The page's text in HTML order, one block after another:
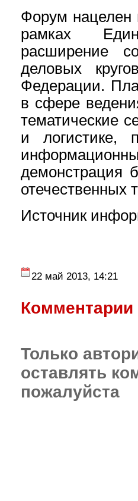
Форум нацелен
рамках
расширение
деловых
Федерации.
в сфере
тематические
и логистике,
демонстрация
отечественных
Источник
22 май 2013, 14:21
Комментарии
Только
оставлять
пожалуйста